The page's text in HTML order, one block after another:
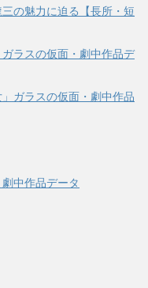
三の魅力に迫る【長所・短
ガラスの仮面・劇中作品デ
」ガラスの仮面・劇中作品
中作品データ